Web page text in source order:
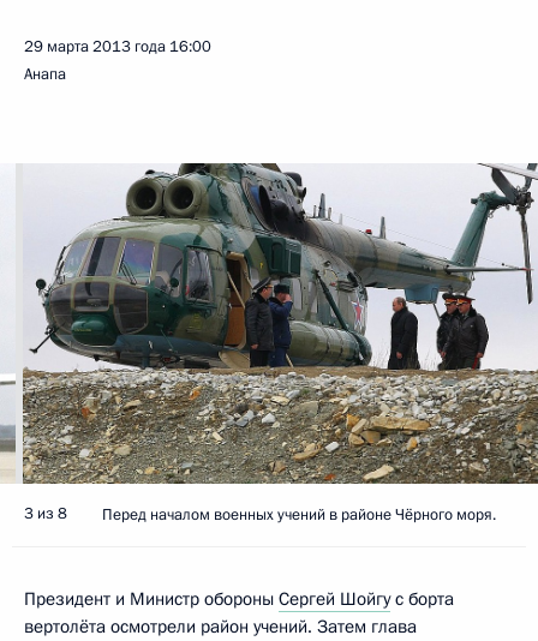
29 марта 2013 года 16:00
Анапа
3 из 8 Перед началом военных учений в районе Чёрного моря.
Президент и Министр обороны Сергей Шойгус борта
вертолёта осмотрели район учений. Затем глава